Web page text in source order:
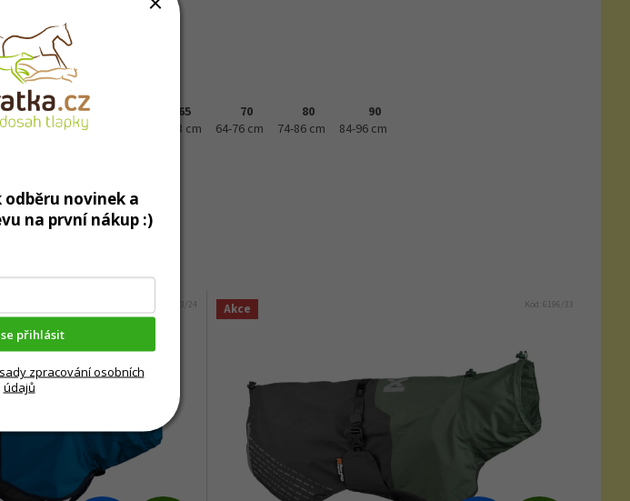
55 65 70 80
90
52-58 cm 62-68 cm 64-76 cm 74-86 cm 84-96 cm
zajímat
6193/24 Akce Kód: 6196/33
odběru novinek a
na první nákup :)
se přihlásit
zpracování osobních
údajů